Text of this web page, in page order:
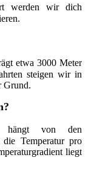
werden wir dich
etwa 3000 Meter
steigen wir in
Grund.
hängt von den
Temperatur pro
liegt